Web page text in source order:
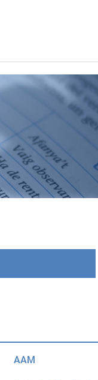
AAM